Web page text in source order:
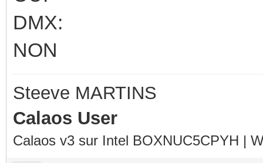
DMX:
NON
Steeve MARTINS
Calaos User
Calaos v3 sur Intel BOXNUC5CPYH |